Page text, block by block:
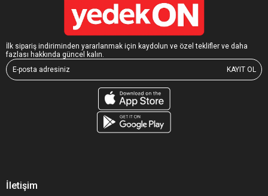
İlk sipariş indiriminden yararlanmak için kaydolun ve özel teklifler ve daha
fazlası hakkında güncel kalın.
KAYIT OL
İletişim